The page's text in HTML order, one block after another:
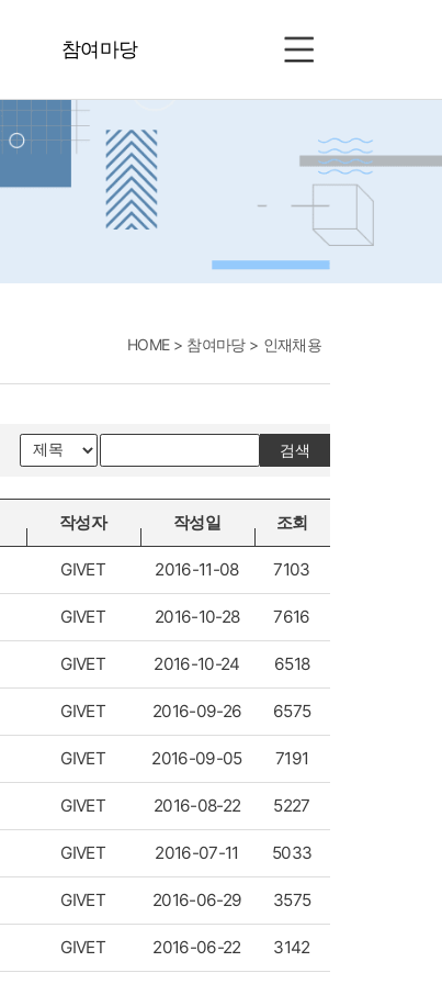
참여마당
HOME 참여마당 인재채용
검색
작성자 작성일 조회
GIVET 2016-11-08 7103
GIVET 2016-10-28 7616
GIVET 2016-10-24 6518
GIVET 2016-09-26 6575
GIVET 2016-09-05 7191
GIVET 2016-08-22 5227
GIVET 2016-07-11 5033
GIVET 2016-06-29 3575
GIVET 2016-06-22 3142